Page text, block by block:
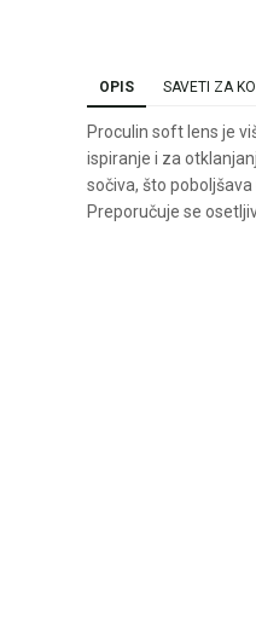
OPIS SAVETI ZA
Proculin soft lens je
ispirаnje i zа
sočiva, što
Preporučuje se